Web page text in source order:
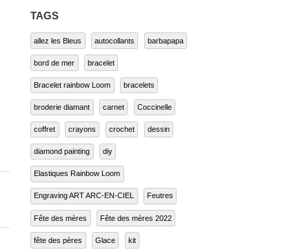
TAGS
allez les Bleus autocollants barbapapa
bord de mer bracelet
Bracelet rainbow Loom bracelets
broderie diamant carnet Coccinelle
coffret crayons crochet dessin
diamond painting diy
Elastiques Rainbow Loom
Engraving ART ARC-EN-CIEL Feutres
Fête des mères Fête des mères 2022
fête des pères Glace kit